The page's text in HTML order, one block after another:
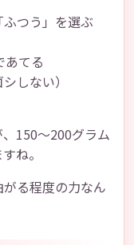
つう」を選ぶ
あてる
しない）
150〜200グラム
ね。
る程度の力なん